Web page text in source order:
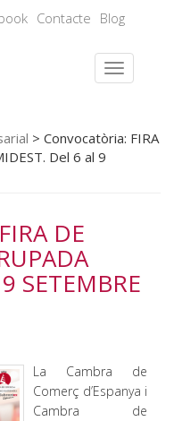
Contacte Blog
> Convocatòria: FIRA
Del 6 al 9
DE
SETEMBRE
La Cambra de
Comerç d’Espanya i
Cambra de